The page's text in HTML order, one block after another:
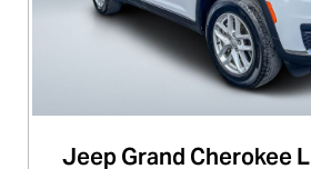
Jeep Grand Cherokee